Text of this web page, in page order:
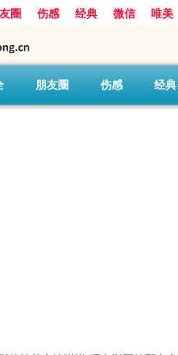
圈 伤感 经典 微信 唯美
朋友圈 伤感 经典